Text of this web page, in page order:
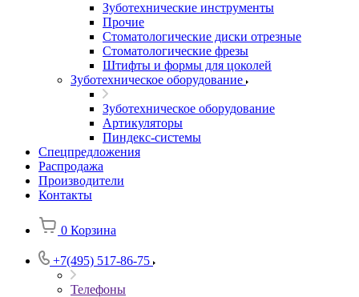
Зуботехнические инструменты
Прочие
Стоматологические диски отрезные
Стоматологические фрезы
Штифты и формы для цоколей
Зуботехническое оборудование
Зуботехническое оборудование
Артикуляторы
Пиндекс-системы
Спецпредложения
Распродажа
Производители
Контакты
0 Корзина
+7(495) 517-86-75
Телефоны